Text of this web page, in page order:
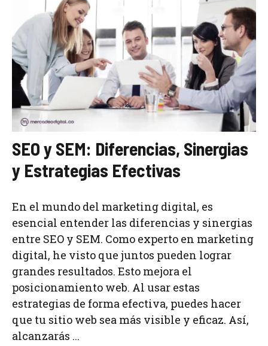
SEO y SEM: Diferencias, Sinergias
y Estrategias Efectivas
En el mundo del marketing digital, es
esencial entender las diferencias y sinergias
entre SEO y SEM. Como experto en marketing
digital, he visto que juntos pueden lograr
grandes resultados. Esto mejora el
posicionamiento web. Al usar estas
estrategias de forma efectiva, puedes hacer
que tu sitio web sea más visible y eficaz. Así,
alcanzarás ...